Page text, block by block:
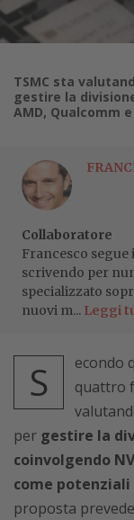
TSMC sta
gestire la
AMD, Qualcomm
Collaboratore
Francesco segue
scrivendo per
specializzato
nuovi m... Leggi
S
econdo
quattro
per gestire la
coinvolgendo
come
proposta